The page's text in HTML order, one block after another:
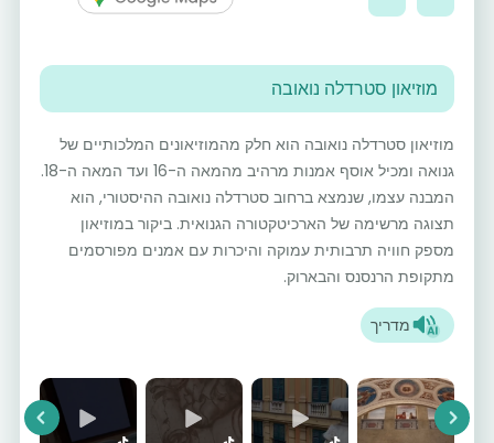
מוזיאון סטרדלה נואובה
מוזיאון סטרדלה נואובה הוא חלק מהמוזיאונים המלכותיים של
גנואה ומכיל אוסף אמנות מרהיב מהמאה ה-16 ועד המאה ה-18.
המבנה עצמו, שנמצא ברחוב סטרדלה נואובה ההיסטורי, הוא
תצוגה מרשימה של הארכיטקטורה הגנואית. ביקור במוזיאון
מספק חוויה תרבותית עמוקה והיכרות עם אמנים מפורסמים
מתקופת הרנסנס והבארוק.
מדריך
Next